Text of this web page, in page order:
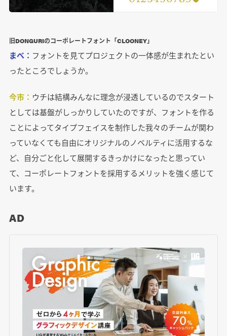
旧DONGURIのコーポレートフォント「CLOONEY」
まべ： フォントを見てプロジェクトの一体感が生まれたとい
ったところでしょうか。
今市： ウチは結構みんなに理念が浸透しているのでスタート
としては基盤がしっかりしていたのですが、フォントを作る
ことによってタイプフェイスを制作した我々のチームが関わ
っていなくても自由にオリジナルのノベルティに活用するな
ど、自分ごと化して展開するきっかけになったと思ってい
て、コーポレートフォントを採用するメリットを強く感じて
います。
AD